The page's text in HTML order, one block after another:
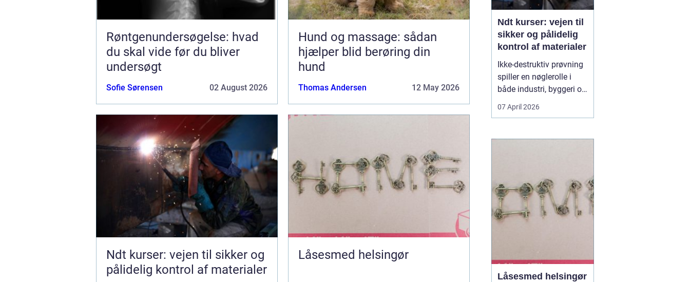
Røntgenundersøgelse: hvad
du skal vide før du bliver
undersøgt
Sofie Sørensen 02 August 2026
Hund og massage: sådan
hjælper blid berøring din
hund
Thomas Andersen 12 May 2026
Ndt kurser: vejen til sikker og
pålidelig kontrol af materialer
Låsesmed helsingør
Ndt kurser: vejen til
sikker og pålidelig
kontrol af materialer
Ikke-destruktiv prøvning
spiller en nøglerolle i
både industri, byggeri og
energisektoren. Når du
arbejder med
udstyr, konstruktioner
til belastningen uden at
d...
07 April 2026
Låsesmed helsingør